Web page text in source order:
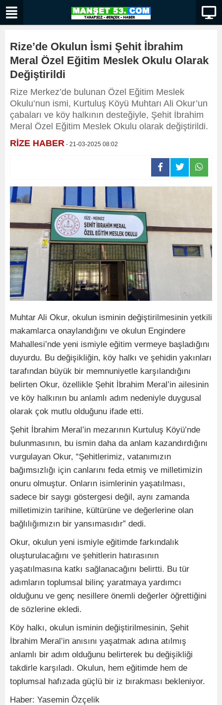
Rize’de Okulun İsmi Şehit İbrahim
Meral Özel Eğitim Meslek Okulu Olarak
Değiştirildi
Rize Merkez’de bulunan Özel Eğitim Meslek
Okulu’nun ismi, Kurtuluş Köyü Muhtarı Ali Okur’un
çabaları ve köy halkının desteğiyle, Şehit İbrahim
Meral Özel Eğitim Meslek Okulu olarak değiştirildi.
RİZE HABER - 21-03-2025 08:02
Muhtar Ali Okur, okulun isminin değiştirilmesinin yetkili
makamlarca onaylandığını ve okulun Engindere
Mahallesi’nde yeni ismiyle eğitim vermeye başladığını
duyurdu. Bu değişikliğin, köy halkı ve şehidin yakınları
tarafından büyük bir memnuniyetle karşılandığını
belirten Okur, özellikle Şehit İbrahim Meral’in ailesinin
ve köy halkının bu anlamlı adım nedeniyle duygusal
olarak çok mutlu olduğunu ifade etti.
Şehit İbrahim Meral’in mezarının Kurtuluş Köyü’nde
bulunmasının, bu ismin daha da anlam kazandırdığını
vurgulayan Okur, “Şehitlerimiz, vatanımızın
bağımsızlığı için canlarını feda etmiş ve milletimizin
onuru olmuştur. Onların isimlerinin yaşatılması,
sadece bir saygı göstergesi değil, aynı zamanda
milletimizin tarihine, kültürüne ve değerlerine olan
bağlılığımızın bir yansımasıdır” dedi.
Okur, okulun yeni ismiyle eğitimde farkındalık
oluşturulacağını ve şehitlerin hatırasının
yaşatılmasına katkı sağlanacağını belirtti. Bu tür
adımların toplumsal bilinç yaratmaya yardımcı
olduğunu ve genç nesillere önemli değerler öğrettiğini
de sözlerine ekledi.
Köy halkı, okulun isminin değiştirilmesinin, Şehit
İbrahim Meral’in anısını yaşatmak adına atılmış
anlamlı bir adım olduğunu belirterek bu değişikliği
takdirle karşıladı. Okulun, hem eğitimde hem de
toplumsal hafızada güçlü bir iz bırakması bekleniyor.
Haber: Yasemin Özçelik